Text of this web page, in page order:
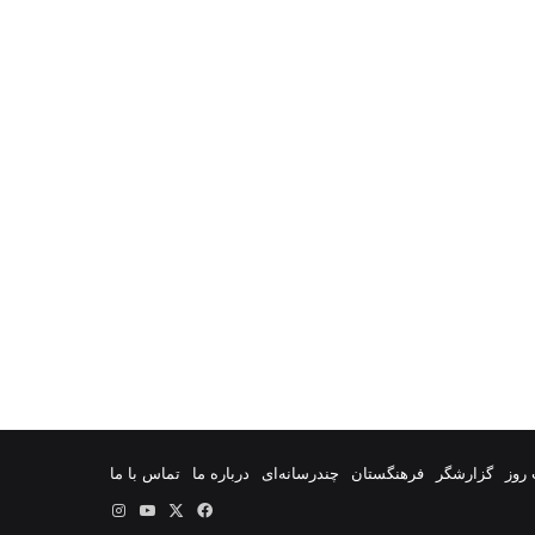
گزارشگر فرهنگستان چندرسانه‌ای درباره ما
تماس با ما
فیس
یوتیوب